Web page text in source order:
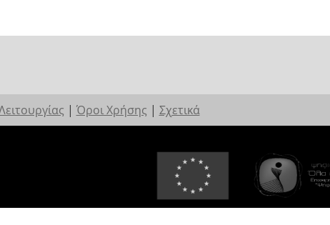
| Όροι Χρήσης | Σχετικά